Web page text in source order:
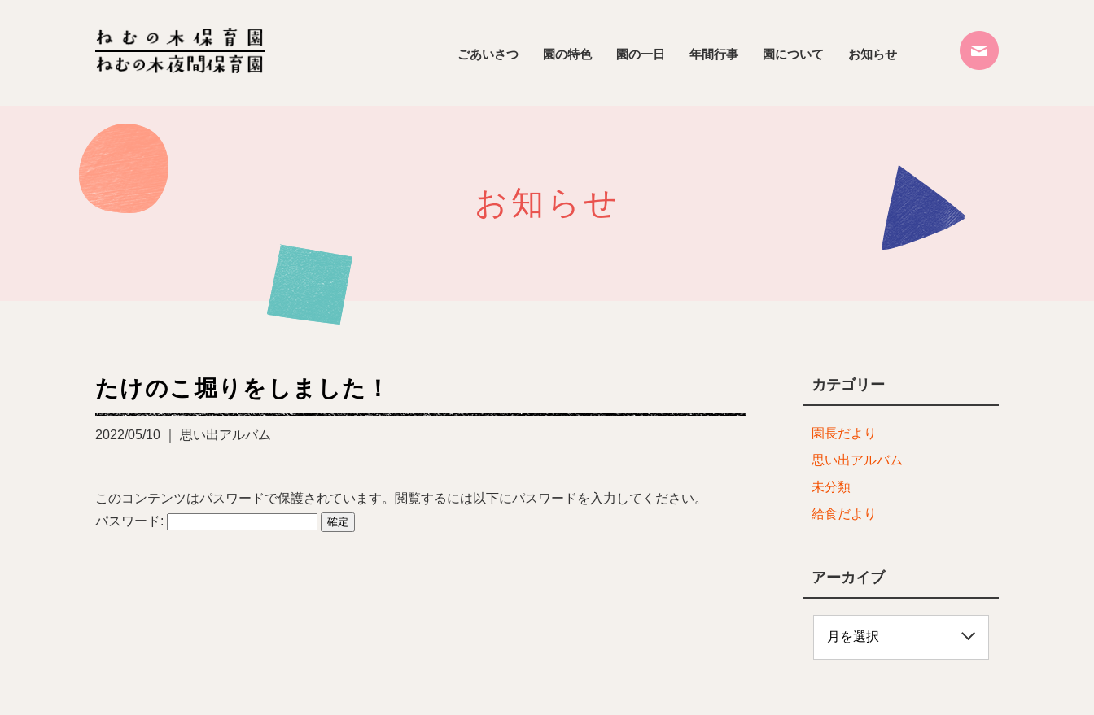
ごあいさつ 園の特色 園の一日 年間行事 園について お知らせ
お知らせ
たけのこ堀りをしました！
2022/05/10 ｜ 思い出アルバム
このコンテンツはパスワードで保護されています。閲覧するには以下にパスワードを入力してください。
パスワード:
カテゴリー
園長だより
思い出アルバム
未分類
給食だより
アーカイブ